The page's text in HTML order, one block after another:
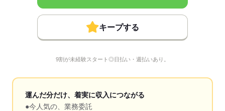
キープする
9割が未経験スタート◎日払い・週払いあり。
運んだ分だけ、着実に収入につながる
●今人気の、業務委託